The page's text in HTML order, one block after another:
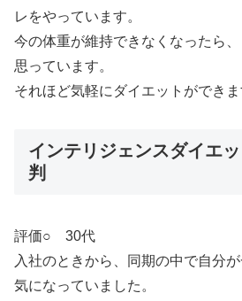
レをやっています。
今の体重が維持できなくなったら
思っています。
それほど気軽にダイエットができま
インテリジェンスダイエ
判
評価○ 30代
入社のときから、同期の中で自分
気になっていました。